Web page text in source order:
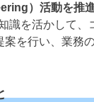
）活動を推
識を活かして、
案を行い、業務